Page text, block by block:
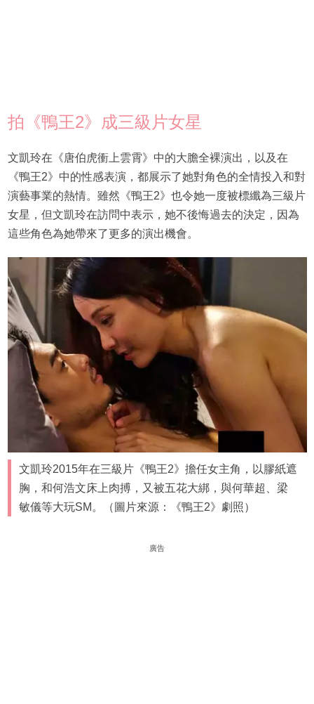
拍《鴨王2》成三級片女星
文凱玲在《唐伯虎衝上雲霄》中的大膽全裸演出，以及在
《鴨王2》中的性感表演，都展示了她對角色的全情投入和對
演藝事業的熱情。雖然《鴨王2》也令她一度被標纖為三級片
女星，但文凱玲在訪問中表示，她不後悔過去的決定，因為
這些角色為她帶來了更多的演出機會。
文凱玲2015年在三級片《鴨王2》擔任女主角，以膠紙遮
胸，和何浩文床上肉搏，又被五花大綁，與何華超、梁
敏儀等大玩SM。（圖片來源：《鴨王2》劇照）
廣告